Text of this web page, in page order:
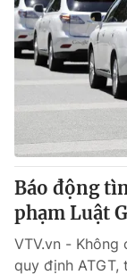
Báo động
phạm Luật
VTV.vn - Không
quy định ATGT,